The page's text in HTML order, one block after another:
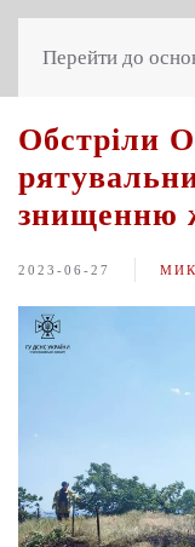
Перейти до
Обстріли
знищенню
2023-06-27